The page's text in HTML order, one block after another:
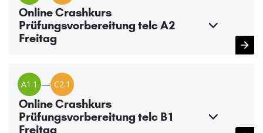
Online Crashkurs
Prüfungsvorbereitung telc A2
Freitag
A1.1 — C2.1
Online Crashkurs
Prüfungsvorbereitung telc B1
Freitag